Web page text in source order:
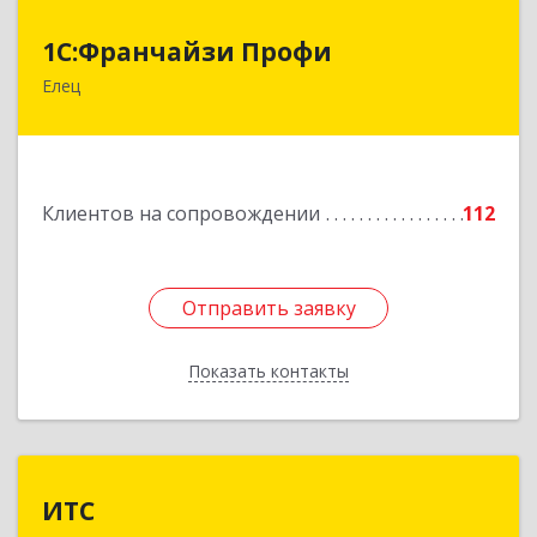
1С:Франчайзи Профи
Елец
Клиентов на сопровождении 112
Отправить заявку
Показать контакты
1С:Франчайзи Профи
Отправить заявку
Назад
ИТС